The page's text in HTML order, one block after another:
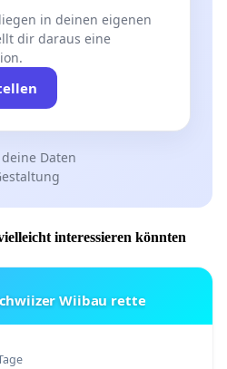
in deinen eigenen
dir daraus eine
Daten
interessieren könnten
Wiibau rette